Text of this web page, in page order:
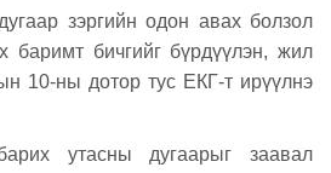
зэргийн одон авах болзол
баримт бичгийг бүрдүүлэн, жил
10-ны дотор тус ЕКГ-т ирүүлнэ
утасны дугаарыг заавал